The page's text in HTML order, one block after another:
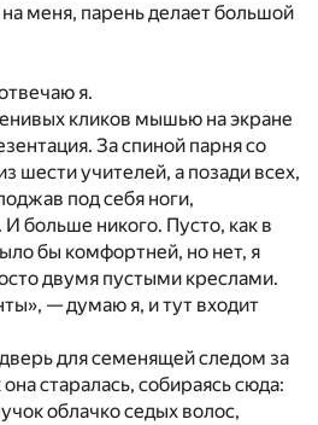
меня, парень делает большой
я.
кликов мышью на экране
За спиной парня со
шести учителей, а позади всех,
под себя ноги,
больше никого. Пусто, как в
бы комфортней, но нет, я
двумя пустыми креслами.
— думаю я, и тут входит
для семенящей следом за
старалась, собираясь сюда:
облачко седых волос,